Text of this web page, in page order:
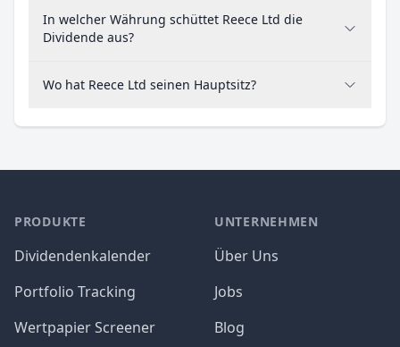
In welcher Währung schüttet Reece Ltd die
Dividende aus?
Wo hat Reece Ltd seinen Hauptsitz?
PRODUKTE
Dividendenkalender
Portfolio Tracking
Wertpapier Screener
UNTERNEHMEN
Über Uns
Jobs
Blog